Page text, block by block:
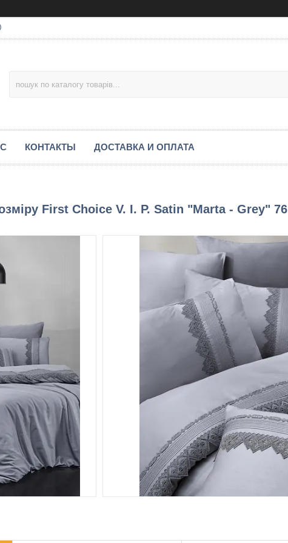
КОНТАКТЫ ДОСТАВКА И ОПЛАТА
First Choice V. I. P. Satin "Marta - Grey" 76